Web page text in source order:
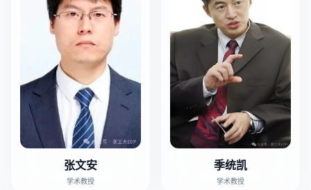
张文安
学术教授
季统凯
学术教授